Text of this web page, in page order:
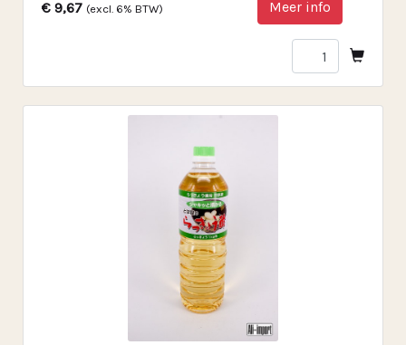
€ 9,67 (excl. 6% BTW) Meer info